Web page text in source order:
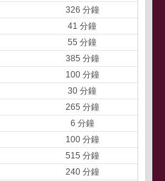
326 分鐘
41 分鐘
55 分鐘
385 分鐘
100 分鐘
30 分鐘
265 分鐘
6 分鐘
100 分鐘
515 分鐘
240 分鐘